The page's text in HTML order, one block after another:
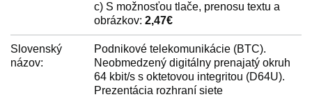
c) S možnosťou tlače, prenosu textu a
obrázkov: 2,47€
Slovenský
názov:
Podnikové telekomunikácie (BTC).
Neobmedzený digitálny prenajatý okruh
64 kbit/s s oktetovou integritou (D64U).
Prezentácia rozhraní siete